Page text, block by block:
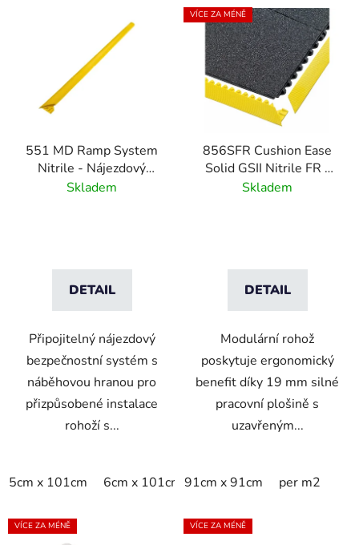
551 MD Ramp System
Nitrile - Nájezdový
systém pro průmyslové
Skladem
DETAIL
Připojitelný nájezdový
bezpečnostní systém s
náběhovou hranou pro
přizpůsobené instalace
rohoží s...
5cm x 101cm 6cm x 101cm
VÍCE ZA MÉNĚ
856SFR Cushion Ease
Solid GSII Nitrile FR -
Modulární nitrilová
Skladem
DETAIL
Modulární rohož
poskytuje ergonomický
benefit díky 19 mm silné
pracovní plošině s
uzavřeným...
91cm x 91cm per m2
VÍCE ZA MÉNĚ VÍCE ZA MÉNĚ